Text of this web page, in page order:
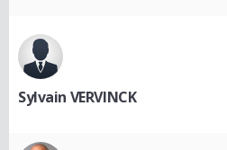
Sylvain VERVINCK